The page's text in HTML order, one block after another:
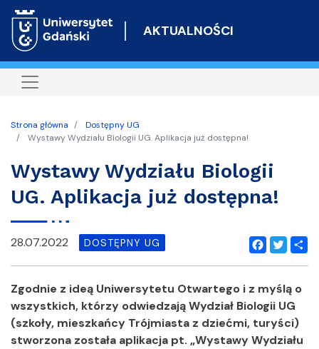
do
AKTUALNOŚCI
Strona główna
Dostępny UG
Wystawy Wydziału Biologii UG. Aplikacja już dostępna!
Wystawy Wydziału Biologii
UG. Aplikacja już dostępna!
Facebook
Twitter
28.07.2022 DOSTĘPNY UG
Zgodnie z ideą Uniwersytetu Otwartego i z myślą o
wszystkich, którzy odwiedzają Wydział Biologii UG
(szkoły, mieszkańcy Trójmiasta z dziećmi, turyści)
stworzona została aplikacja pt. „Wystawy Wydziału